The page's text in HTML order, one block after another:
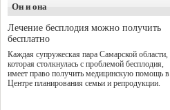
Он и она
Лечение бесплодия можно получить
бесплатно
Каждая супружеская пара Самарской области,
которая столкнулась с проблемой бесплодия,
имеет право получить медицинскую помощь в
Центре планирования семьи и репродукции.